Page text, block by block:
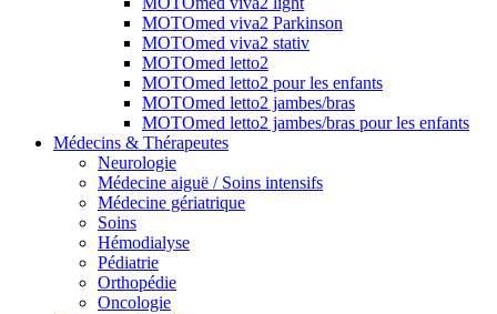
MOTOmed viva2 Parkinson
MOTOmed viva2 stativ
MOTOmed letto2
MOTOmed letto2 pour les enfants
MOTOmed letto2 jambes/bras
MOTOmed letto2 jambes/bras pour les enfants
Médecins & Thérapeutes
Neurologie
Médecine aiguë / Soins intensifs
Médecine gériatrique
Soins
Hémodialyse
Pédiatrie
Orthopédie
Oncologie